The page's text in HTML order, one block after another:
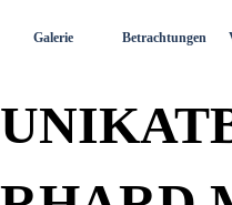
Galerie Betrachtungen